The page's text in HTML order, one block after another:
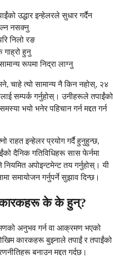
उद्धार इन्हेलरले सुधार गर्दैन
नसक्नु
निलो रङ
हुनु
रूपमा निद्रा लाग्नु
चाहे त्यो सामान्य नै किन नहोस्, २४
सम्पर्क गर्नुहोस्। उनीहरूले तपाईंको
भयो भनेर पहिचान गर्न मद्दत गर्न
राहत इन्हेलर प्रयोग गर्दै हुनुहुन्छ,
दैनिक गतिविधिहरू सास फेर्नमा
अपोइन्टमेन्ट तय गर्नुहोस्। यी
समायोजन गर्नुपर्ने सुझाव दिन्छ।
के के हुन्?
अनुभव गर्न वा आक्रमण भएको
कारकहरू बुझ्नाले तपाईं र तपाईंको
बनाउन मद्दत गर्दछ।